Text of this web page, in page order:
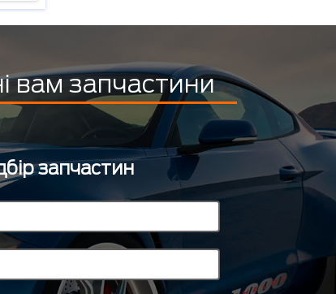
вам запчастини
запчастин